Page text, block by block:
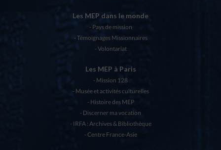
Les MEP dans le monde
Pays de mission
Témoignages Missionnaires
Volontariat
Les MEP à Paris
Mission 128
Musée et activités culturelles
Histoire des MEP
Discerner ma vocation
IRFA : Archives & Bibliothèque
Centre France-Asie